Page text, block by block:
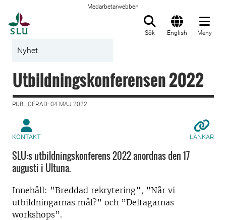
Medarbetarwebben
Sök English Meny
Nyhet
Utbildningskonferensen 2022
PUBLICERAD: 04 MAJ 2022
KONTAKT LÄNKAR
SLU:s utbildningskonferens 2022 anordnas den 17
augusti i Ultuna.
Innehåll: ”Breddad rekrytering”, ”Når vi
utbildningarnas mål?” och ”Deltagarnas
workshops”.